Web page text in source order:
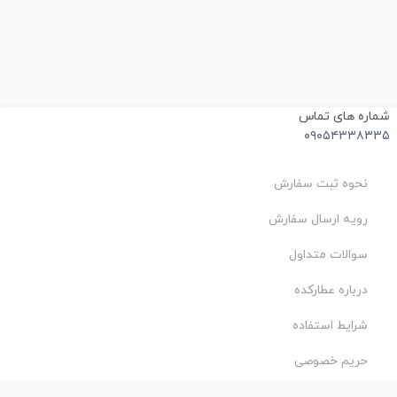
های تماس
نحوه ثبت سفارش
رویه ارسال سفارش
سوالات متداول
درباره عطارکده
شرایط استفاده
حریم خصوصی